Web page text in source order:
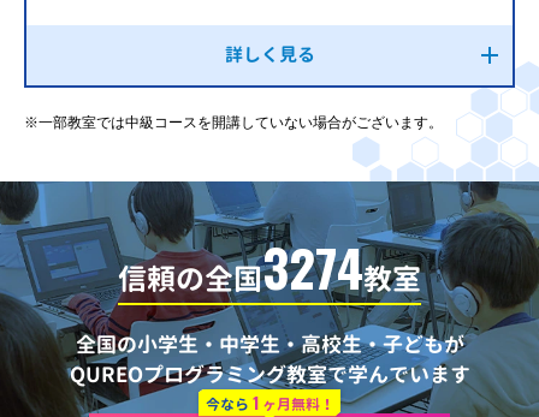
詳しく見る
※一部教室では中級コースを開講していない場合がございます。
信頼の全国3274教室
全国の小学生・中学生・高校生・子どもが
QUREOプログラミング教室で学んでいます
今なら 1 ヶ月無料！